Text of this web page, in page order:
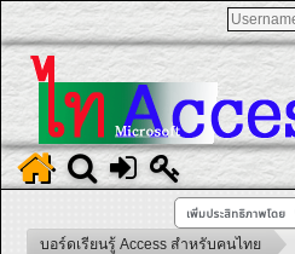
บอร์ดเรียนรู้ Access สำหรับคนไทย